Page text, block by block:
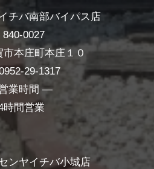
チバ南部バイパス店
840-0027
本庄町本庄１０
29-1317
業時間 ―
時間営業
ンヤイチバ小城店